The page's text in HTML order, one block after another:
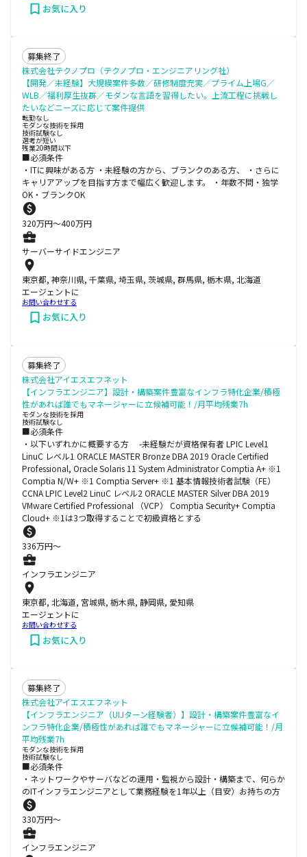
お気に入り
募集終了
株式会社テクノプロ（テクノプロ・エンジニアリング社）
【開発／未経験】大規模案件多数／研修制度充実／プライム上場G／
WLB／福利厚生抜群／モダンな言語を習得したい。上流工程に挑戦し
たいなどニーズに応じて案件提供
転勤なし
モダンな技術を採用
技術試験なし
選考が短い
残業20時間以下
■必須条件
・ITに興味がある方 ・未経験の方から、ブランクのある方、 ・さらに
キャリアアップを目指す方まで幅広く歓迎します。 ・年数不問・独学
OK・ブランクOK
320万円〜400万円
サーバーサイドエンジニア
東京都, 神奈川県, 千葉県, 埼玉県, 茨城県, 群馬県, 栃木県, 北海道
エージェントに
お問い合わせする
お気に入り
募集終了
株式会社アイエスエフネット
【インフラエンジニア】設計・構築案件豊富なインフラ特化企業/積極
性があれば誰でもマネージャーに立候補可能！/月平均残業7h
モダンな技術を採用
技術試験なし
■必須条件
・以下いずれかに概要する方 -未経験だが資格保有者 LPIC Level1
LinuC レベル1 ORACLE MASTER Bronze DBA 2019 Oracle Certified
Professional, Oracle Solaris 11 System Administrator Comptia A+ ※1
Comptia N/W+ ※1 Comptia Server+ ※1 基本情報技術者試験（FE）
CCNA LPIC Level2 LinuC レベル2 ORACLE MASTER Silver DBA 2019
VMware Certified Professional （VCP） Comptia Security+ Comptia
Cloud+ ※1は3つ取得することで初級資格とする
336万円〜
インフラエンジニア
東京都, 北海道, 宮城県, 栃木県, 静岡県, 愛知県
エージェントに
お問い合わせする
お気に入り
募集終了
株式会社アイエスエフネット
【インフラエンジニア（UIJターン経験者）】設計・構築案件豊富なイ
ンフラ特化企業/積極性があれば誰でもマネージャーに立候補可能！/月
平均残業7h
モダンな技術を採用
技術試験なし
■必須条件
・ネットワークやサーバなどの運用・監視から設計・構築まで、何らか
のITインフラエンジニアとして業務経験を1年以上（目安）お持ちの方
330万円〜
インフラエンジニア